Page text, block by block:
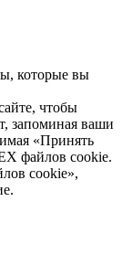
которые вы
чтобы
запоминая ваши
«Принять
файлов cookie.
cookie»,